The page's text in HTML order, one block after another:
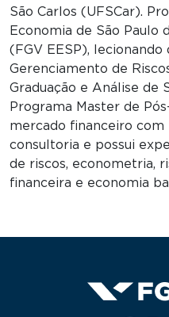
São Carlos (UFSCar).
Economia de São Paulo
(FGV EESP), lecionando
Gerenciamento de
Graduação e Análise de
Programa Master de
mercado financeiro com
consultoria e possui
de riscos, econometria,
financeira e economia